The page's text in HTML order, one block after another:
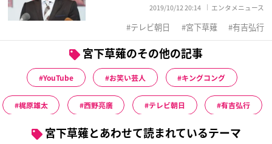
2019/10/12 20:14 エンタメニュース
テレビ朝日 宮下草薙 有吉弘行
宮下草薙のその他の記事
YouTube お笑い芸人 キングコング
梶原雄太 西野亮廣 テレビ朝日 有吉弘行
宮下草薙とあわせて読まれているテーマ